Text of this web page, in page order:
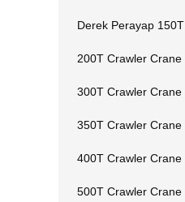
Derek Perayap 150T
200T Crawler Crane
300T Crawler Crane
350T Crawler Crane
400T Crawler Crane
500T Crawler Crane